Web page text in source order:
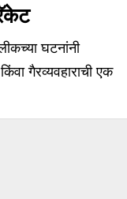
घटनांनी
गैरव्यवहाराची एक